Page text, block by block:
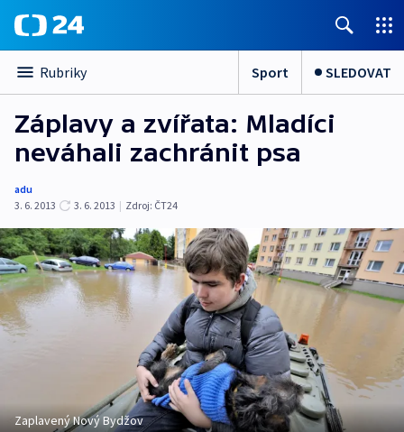
Rubriky Sport SLEDOVAT
Záplavy a zvířata: Mladíci
neváhali zachránit psa
adu
3. 6. 2013
3. 6. 2013 | Zdroj: ČT24
Zaplavený Nový Bydžov